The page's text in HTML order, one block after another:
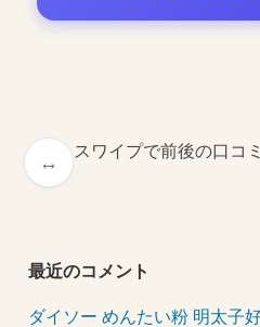
スワイプで前後の口コ
最近のコメント
ダイソー めんたい粉 明太子